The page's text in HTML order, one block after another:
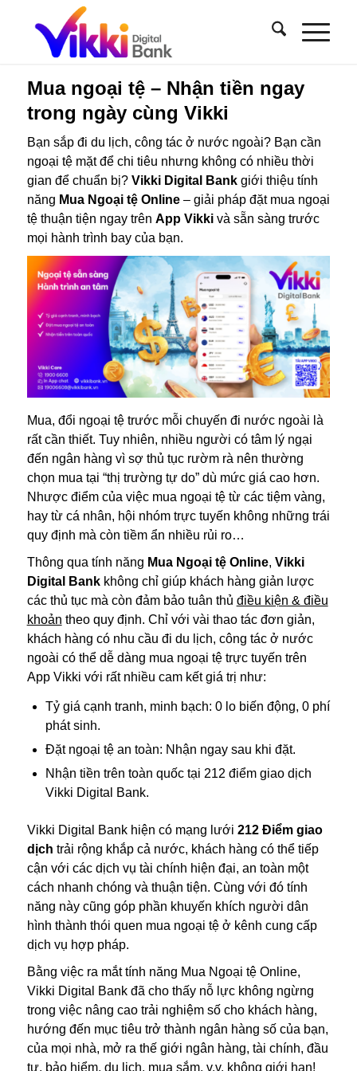
Mua ngoại tệ – Nhận tiền ngay
trong ngày cùng Vikki
Bạn sắp đi du lịch, công tác ở nước ngoài? Bạn cần
ngoại tệ mặt để chi tiêu nhưng không có nhiều thời
gian để chuẩn bị? Vikki Digital Bank giới thiệu tính
năng Mua Ngoại tệ Online– giải pháp đặt mua ngoại
tệ thuận tiện ngay trên App Vikkivà sẵn sàng trước
mọi hành trình bay của bạn.
Mua, đổi ngoại tệ trước mỗi chuyến đi nước ngoài là
rất cần thiết. Tuy nhiên, nhiều người có tâm lý ngại
đến ngân hàng vì sợ thủ tục rườm rà nên thường
chọn mua tại “thị trường tự do” dù mức giá cao hơn.
Nhược điểm của việc mua ngoại tệ từ các tiệm vàng,
hay từ cá nhân, hội nhóm trực tuyến không những trái
quy định mà còn tiềm ẩn nhiều rủi ro…
Thông qua tính năng Mua Ngoại tệ Online, Vikki
Digital Bank không chỉ giúp khách hàng giản lược
các thủ tục mà còn đảm bảo tuân thủ điều kiện & điều
khoản theo quy định. Chỉ với vài thao tác đơn giản,
khách hàng có nhu cầu đi du lịch, công tác ở nước
ngoài có thể dễ dàng mua ngoại tệ trực tuyến trên
App Vikki với rất nhiều cam kết giá trị như:
Tỷ giá cạnh tranh, minh bạch: 0 lo biến động, 0 phí
phát sinh.
Đặt ngoại tệ an toàn: Nhận ngay sau khi đặt.
Nhận tiền trên toàn quốc tại 212 điểm giao dịch
Vikki Digital Bank.
Vikki Digital Bank hiện có mạng lưới 212 Điểm giao
dịch trải rộng khắp cả nước, khách hàng có thể tiếp
cận với các dịch vụ tài chính hiện đại, an toàn một
cách nhanh chóng và thuận tiện. Cùng với đó tính
năng này cũng góp phần khuyến khích người dân
hình thành thói quen mua ngoại tệ ở kênh cung cấp
dịch vụ hợp pháp.
Bằng việc ra mắt tính năng Mua Ngoại tệ Online,
Vikki Digital Bank đã cho thấy nỗ lực không ngừng
trong việc nâng cao trải nghiệm số cho khách hàng,
hướng đến mục tiêu trở thành ngân hàng số của bạn,
của mọi nhà, mở ra thế giới ngân hàng, tài chính, đầu
tư, bảo hiểm, du lịch, mua sắm, v.v. không giới hạn!